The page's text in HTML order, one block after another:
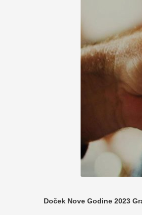
Doček Nove Godine 2023